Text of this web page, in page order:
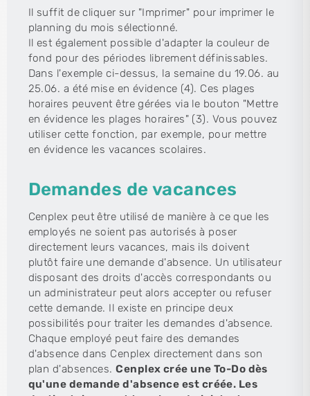
Il suffit de cliquer sur "Imprimer" pour imprimer le
planning du mois sélectionné.
Il est également possible d'adapter la couleur de
fond pour des périodes librement définissables.
Dans l'exemple ci-dessus, la semaine du 19.06. au
25.06. a été mise en évidence (4). Ces plages
horaires peuvent être gérées via le bouton "Mettre
en évidence les plages horaires" (3). Vous pouvez
utiliser cette fonction, par exemple, pour mettre
en évidence les vacances scolaires.
Demandes de vacances
Cenplex peut être utilisé de manière à ce que les
employés ne soient pas autorisés à poser
directement leurs vacances, mais ils doivent
plutôt faire une demande d'absence. Un utilisateur
disposant des droits d'accès correspondants ou
un administrateur peut alors accepter ou refuser
cette demande. Il existe en principe deux
possibilités pour traiter les demandes d'absence.
Chaque employé peut faire des demandes
d'absence dans Cenplex directement dans son
plan d'absences.Cenplex crée une To-Do dès
qu'une demande d'absence est créée. Les